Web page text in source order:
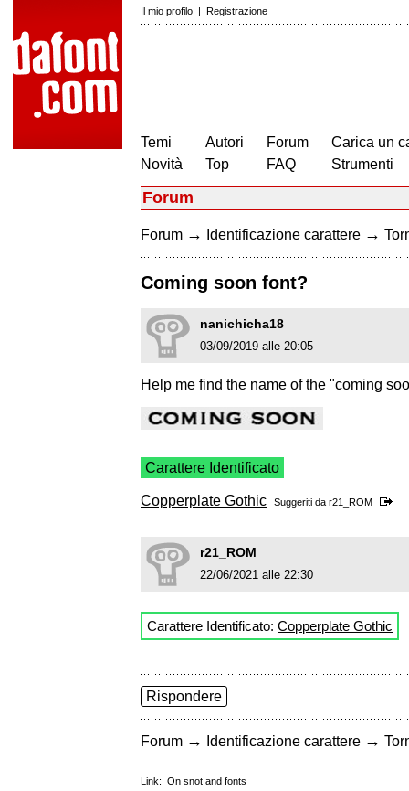
Il mio profilo | Registrazione
Temi
Novità
Autori
Top
Forum
FAQ
Carica un
Strumenti
Forum
Forum → Identificazione carattere →
Coming soon font?
nanichicha18
03/09/2019 alle 20:05
Help me find the name of the "coming
Carattere Identificato
Copperplate Gothic Suggeriti da r21_ROM
r21_ROM
22/06/2021 alle 22:30
Carattere Identificato: Copperplate Gothic
Rispondere
Forum → Identificazione carattere →
Link: On snot and fonts